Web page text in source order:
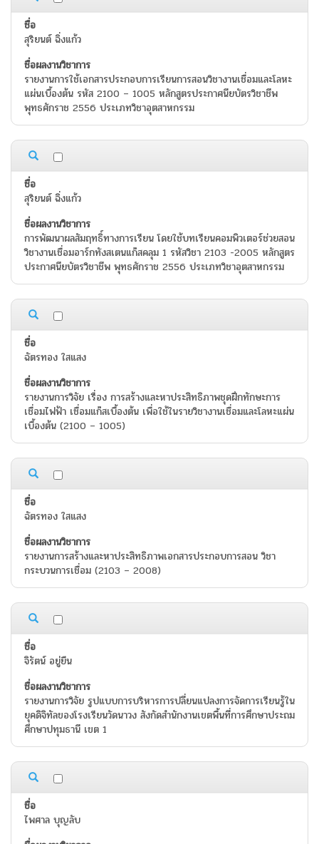
สุริยนต์ ฉิ่งแก้ว
รายงานการใช้เอกสารประกอบการเรียนการสอนวิชางานเชื่อมและโลหะ
แผ่นเบื้องต้น รหัส 2100 – 1005 หลักสูตรประกาศนียบัตรวิชาชีพ
พุทธศักราช 2556 ประเภทวิชาอุตสาหกรรม
สุริยนต์ ฉิ่งแก้ว
การพัฒนาผลสัมฤทธิ์ทางการเรียน โดยใช้บทเรียนคอมพิวเตอร์ช่วยสอน
วิชางานเชื่อมอาร์กทังสเตนแก๊สคลุม 1 รหัสวิชา 2103 -2005 หลักสูตร
ประกาศนียบัตรวิชาชีพ พุทธศักราช 2556 ประเภทวิชาอุตสาหกรรม
ฉัตรทอง ใสแสง
รายงานการวิจัย เรื่อง การสร้างและหาประสิทธิภาพชุดฝึกทักษะการ
เชื่อมไฟฟ้า เชื่อมแก๊สเบื้องต้น เพื่อใช้ในรายวิชางานเชื่อมและโลหะแผ่น
เบื้องต้น (2100 – 1005)
ฉัตรทอง ใสแสง
รายงานการสร้างและหาประสิทธิภาพเอกสารประกอบการสอน วิชา
กระบวนการเชื่อม (2103 – 2008)
จิรัตน์ อยู่ยืน
รายงานการวิจัย รูปแบบการบริหารการปลี่ยนแปลงการจัดการเรียนรู้ใน
ยุคดิจิทัลของโรงเรียนวัดนาวง สังกัดสำนักงานเขตพื้นที่การศึกษาประถม
ศึกษาปทุมธานี เขต 1
ไพศาล บุญลับ